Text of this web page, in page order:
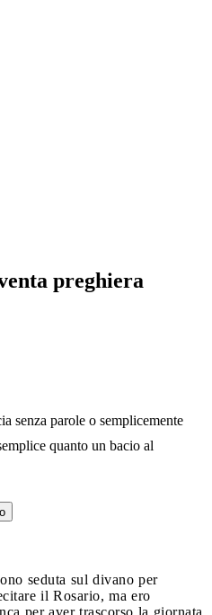
preghiera
senza parole o semplicemente
quanto un bacio al
seduta sul divano per
il Rosario, ma ero
per aver trascorso la giornata